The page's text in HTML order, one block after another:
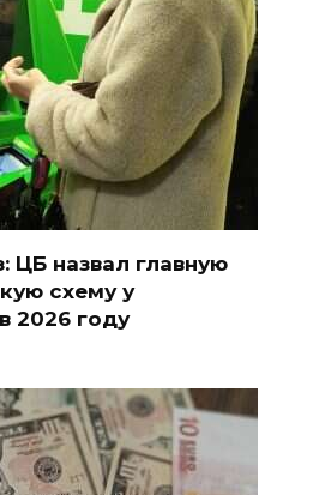
ЦБ назвал главную
схему у
2026 году